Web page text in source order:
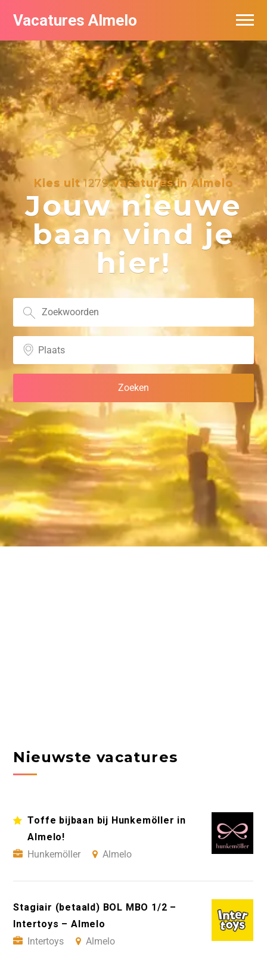
Vacatures Almelo
Kies uit1279vacatures in Almelo
Jouw nieuwe
baan vind je
hier!
Nieuwste vacatures
Toffe bijbaan bij Hunkemöller in
Almelo!
Hunkemöller
Almelo
Stagiair (betaald) BOL MBO 1/2 –
Intertoys – Almelo
Intertoys
Almelo
Vacatures per bedrijf
De populairste vacatures in Almelo
Nieuwsbrief feed